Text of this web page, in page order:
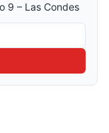
9 – Las Condes